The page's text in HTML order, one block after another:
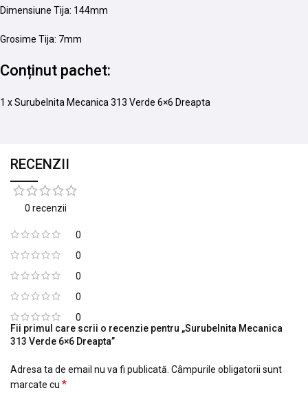
Dimensiune Tija: 144mm
Grosime Tija: 7mm
Conținut pachet:
1 x Surubelnita Mecanica 313 Verde 6×6 Dreapta
RECENZII
0 recenzii
0
0
0
0
0
Fii primul care scrii o recenzie pentru „Surubelnita Mecanica
313 Verde 6×6 Dreapta”
Adresa ta de email nu va fi publicată. Câmpurile obligatorii sunt
marcate cu *